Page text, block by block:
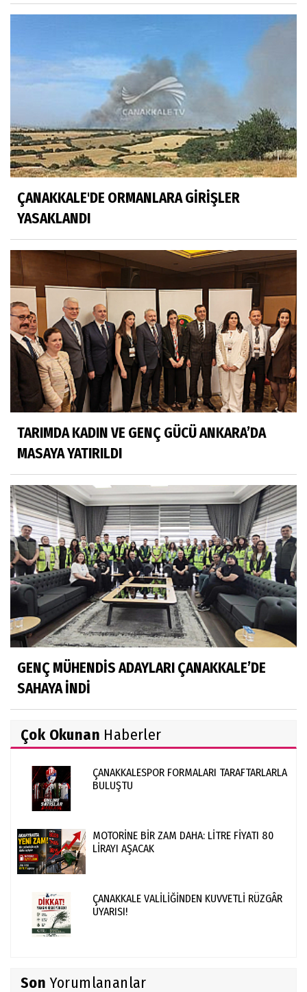
ÇANAKKALE'DE ORMANLARA GİRİŞLER
YASAKLANDI
TARIMDA KADIN VE GENÇ GÜCÜ ANKARA’DA
MASAYA YATIRILDI
GENÇ MÜHENDİS ADAYLARI ÇANAKKALE’DE
SAHAYA İNDİ
Çok Okunan Haberler
ÇANAKKALESPOR FORMALARI TARAFTARLARLA
BULUŞTU
MOTORİNE BİR ZAM DAHA: LİTRE FİYATI 80
LİRAYI AŞACAK
ÇANAKKALE VALİLİĞİNDEN KUVVETLİ RÜZGÂR
UYARISI!
Son Yorumlananlar